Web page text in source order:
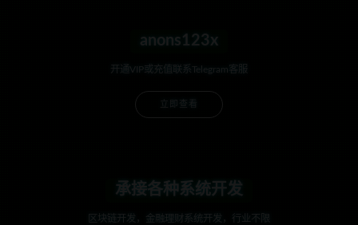
anons123x
开通VIP或充值联系Telegram客服
承接各种系统开发
区块链开发，金融理财系统开发，行业不限